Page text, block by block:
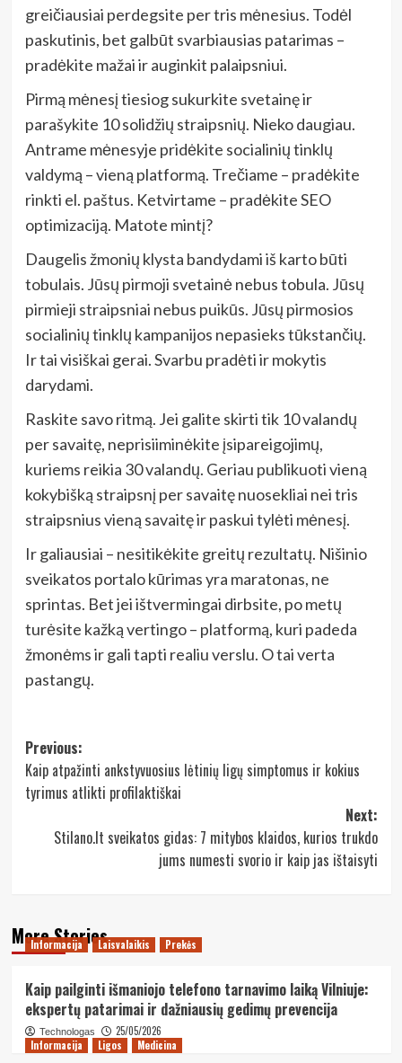
greičiausiai perdegsite per tris mėnesius. Todėl
paskutinis, bet galbūt svarbiausias patarimas –
pradėkite mažai ir auginkit palaipsniui.
Pirmą mėnesį tiesiog sukurkite svetainę ir
parašykite 10 solidžių straipsnių. Nieko daugiau.
Antrame mėnesyje pridėkite socialinių tinklų
valdymą – vieną platformą. Trečiame – pradėkite
rinkti el. paštus. Ketvirtame – pradėkite SEO
optimizaciją. Matote mintį?
Daugelis žmonių klysta bandydami iš karto būti
tobulais. Jūsų pirmoji svetainė nebus tobula. Jūsų
pirmieji straipsniai nebus puikūs. Jūsų pirmosios
socialinių tinklų kampanijos nepasieks tūkstančių.
Ir tai visiškai gerai. Svarbu pradėti ir mokytis
darydami.
Raskite savo ritmą. Jei galite skirti tik 10 valandų
per savaitę, neprisiiminėkite įsipareigojimų,
kuriems reikia 30 valandų. Geriau publikuoti vieną
kokybišką straipsnį per savaitę nuosekliai nei tris
straipsnius vieną savaitę ir paskui tylėti mėnesį.
Ir galiausiai – nesitikėkite greitų rezultatų. Nišinio
sveikatos portalo kūrimas yra maratonas, ne
sprintas. Bet jei ištvermingai dirbsite, po metų
turėsite kažką vertingo – platformą, kuri padeda
žmonėms ir gali tapti realiu verslu. O tai verta
pastangų.
Post
navigation
Previous:
Kaip atpažinti ankstyvuosius lėtinių ligų simptomus ir kokius
tyrimus atlikti profilaktiškai
Next:
Stilano.lt sveikatos gidas: 7 mitybos klaidos, kurios trukdo
jums numesti svorio ir kaip jas ištaisyti
More Stories
Informacija Laisvalaikis Prekės
Kaip pailginti išmaniojo telefono tarnavimo laiką Vilniuje:
ekspertų patarimai ir dažniausių gedimų prevencija
Technologas
25/05/2026
Informacija
Ligos Medicina